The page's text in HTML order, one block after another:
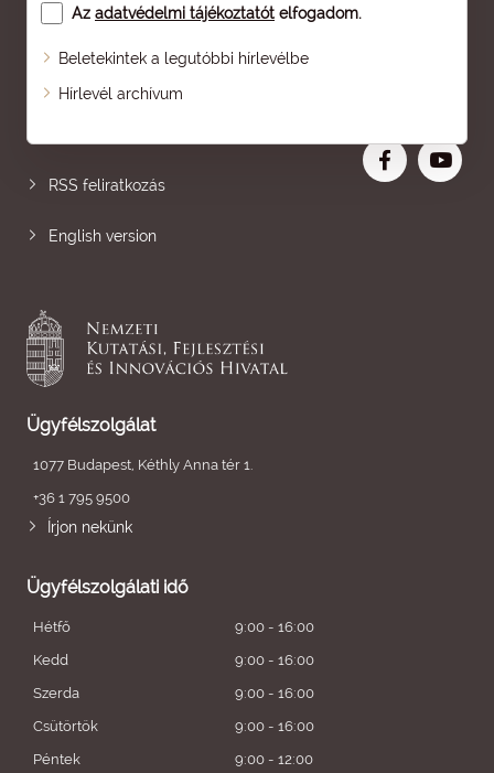
Az adatvédelmi tájékoztatót elfogadom.
Beletekintek a legutóbbi hírlevélbe
Hírlevél archívum
Oldaltérkép
RSS feliratkozás
English version
Ügyfélszolgálat
1077 Budapest, Kéthly Anna tér 1.
+36 1 795 9500
Írjon nekünk
Ügyfélszolgálati idő
Hétfő
9:00 - 16:00
Kedd
9:00 - 16:00
Szerda
9:00 - 16:00
Csütörtök
9:00 - 16:00
Péntek
9:00 - 12:00